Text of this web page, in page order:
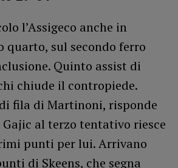
l’Assigeco anche in
quarto, sul secondo ferro
Quinto assist di
chiude il contropiede.
fila di Martinoni, risponde
Gajic al terzo tentativo riesce
punti per lui. Arrivano
di Skeens, che segna